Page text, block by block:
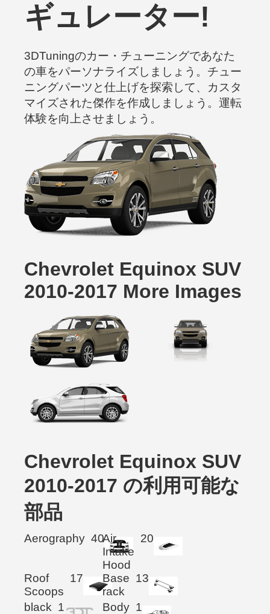
ギュレーター!
3DTuningのカー・チューニングであなた
の車をパーソナライズしましょう。チュー
ニングパーツと仕上げを探索して、カスタ
マイズされた傑作を作成しましょう。運転
体験を向上させましょう。
Chevrolet Equinox SUV
2010-2017 More Images
Chevrolet Equinox SUV
2010-2017 の利用可能な
部品
Aerography 40Air
Intake
Hood
20
Roof
Scoops
17
Base
rack
13
black 1 Body 1